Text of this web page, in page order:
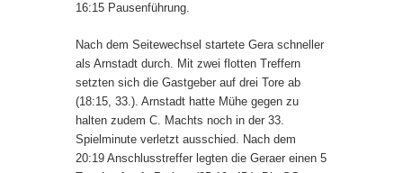
16:15 Pausenführung.
Nach dem Seitewechsel startete Gera schneller
als Arnstadt durch. Mit zwei flotten Treffern
setzten sich die Gastgeber auf drei Tore ab
(18:15, 33.). Arnstadt hatte Mühe gegen zu
halten zudem C. Machts noch in der 33.
Spielminute verletzt ausschied. Nach dem
20:19 Anschlusstreffer legten die Geraer einen 5